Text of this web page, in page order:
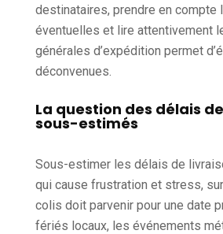
destinataires, prendre en compte
éventuelles et lire attentivement
générales d’expédition permet
déconvenues.
La question des délais
sous-estimés
Sous-estimer les délais de
qui cause frustration et stress,
colis doit parvenir pour une date
fériés locaux, les événements